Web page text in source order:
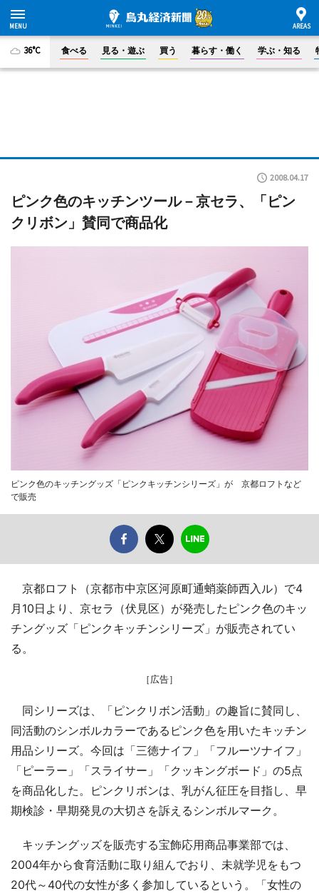
36°C 食べる 見る・遊ぶ 買う 暮らす・働く 学ぶ・知る
2008.04.17
ピンク色のキッチンツール－京セラ、「ピン
クリボン」賛同で商品化
ピンク色のキッチングッズ「ピンクキッチンシリーズ」が 京都ロフトなど
で販売
京都ロフト（京都市中京区河原町通蛸薬師西入ル）で4
月10日より、京セラ（伏見区）が発売したピンク色のキッ
チングッズ「ピンクキッチンシリーズ」が販売されてい
る。
［広告］
同シリーズは、「ピンクリボン活動」の趣旨に賛同し、
同活動のシンボルカラーであるピンク色を用いたキッチン
用品シリーズ。今回は「三徳ナイフ」「フルーツナイフ」
「ピーラー」「スライサー」「クッキングボード」の5点
を商品化した。ピンクリボンは、乳がん征圧を目指し、早
期検診・早期発見の大切さを訴えるシンボルマーク。
キッチングッズを販売する宝飾応用商品事業部では、
2004年から食育活動に取り組んでおり、未就学児をもつ
20代～40代の女性が多く参加しているという。「女性の